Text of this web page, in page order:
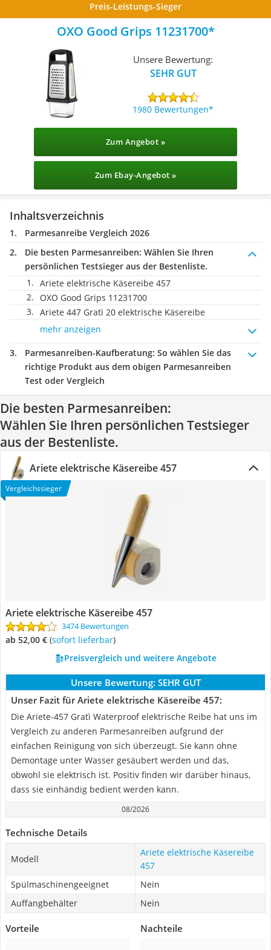
Preis-Leistungs-Sieger
OXO Good Grips 11231700
Unsere Bewertung:
SEHR GUT
1980 Bewertungen
Zum Angebot »
Zum Ebay-Angebot »
Inhaltsverzeichnis
Parmesanreibe Vergleich 2026
Die besten Parmesanreiben: Wählen Sie Ihren
persönlichen Testsieger aus der Bestenliste.
Ariete elektrische Käsereibe 457
OXO Good Grips 11231700
Ariete 447 Gratì 20 elektrische Käsereibe
mehr anzeigen
Parmesanreiben-Kaufberatung: So wählen Sie das
richtige Produkt aus dem obigen Parmesanreiben
Test oder Vergleich
Die besten Parmesanreiben:
Wählen Sie Ihren persönlichen Testsieger
aus der Bestenliste.
Ariete elektrische Käsereibe 457
Vergleichssieger
Ariete elektrische Käsereibe 457
3474 Bewertungen
ab 52,00 € ( Sofort lieferbar)
Preisvergleich und weitere Angebote
Unsere Bewertung: SEHR GUT
Unser Fazit für Ariete elektrische Käsereibe 457:
Die Ariete-457 Gratì Waterproof elektrische Reibe hat uns im
Vergleich zu anderen Parmesanreiben aufgrund der
einfachen Reinigung von sich überzeugt. Sie kann ohne
Demontage unter Wasser gesäubert werden und das,
obwohl sie elektrisch ist. Positiv finden wir darüber hinaus,
dass sie einhändig bedient werden kann.
08/2026
Technische Details
Modell
Ariete elektrische Käsereibe
457
Spülmaschinengeeignet
Nein
Auffangbehälter
Nein
Vorteile Nachteile